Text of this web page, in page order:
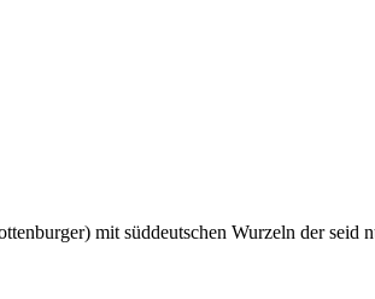
mit süddeutschen Wurzeln der